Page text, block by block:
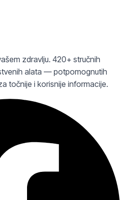
zdravlju. 420+ stručnih
alata — potpomognutih
točnije i korisnije informacije.